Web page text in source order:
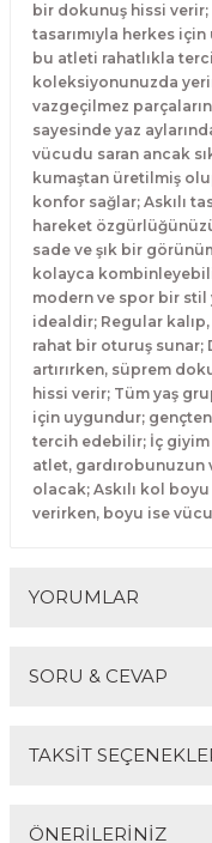
bir dokunuş hissi
tasarımıyla herkes
bu atleti rahatlıkla
koleksiyonunuzda
vazgeçilmez
sayesinde yaz
vücudu saran ancak
kumaştan üretilmiş
konfor sağlar; Askılı
hareket
sade ve şık bir
kolayca
modern ve spor bir stil
idealdir; Regular
rahat bir oturuş sunar;
artırırken, süprem
hissi verir; Tüm yaş
için uygundur;
tercih edebilir; İç
atlet, gardırobunuzun
olacak; Askılı kol
verirken, boyu ise
YORUMLAR
SORU & CEVAP
TAKSİT
ÖNERİLERİNİZ